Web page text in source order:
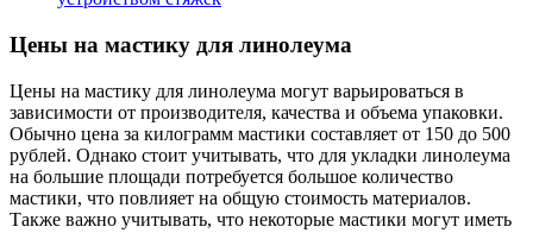
Цены на мастику для линолеума
Цены на мастику для линолеума могут варьироваться в
зависимости от производителя, качества и объема упаковки.
Обычно цена за килограмм мастики составляет от 150 до 500
рублей. Однако стоит учитывать, что для укладки линолеума
на большие площади потребуется большое количество
мастики, что повлияет на общую стоимость материалов.
Также важно учитывать, что некоторые мастики могут иметь